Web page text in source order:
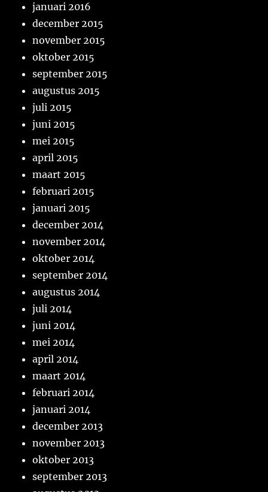
januari 2016
december 2015
november 2015
oktober 2015
september 2015
augustus 2015
juli 2015
juni 2015
mei 2015
april 2015
maart 2015
februari 2015
januari 2015
december 2014
november 2014
oktober 2014
september 2014
augustus 2014
juli 2014
juni 2014
mei 2014
april 2014
maart 2014
februari 2014
januari 2014
december 2013
november 2013
oktober 2013
september 2013